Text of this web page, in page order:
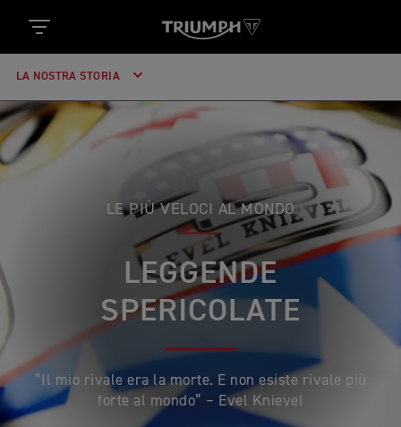
LA NOSTRA STORIA
LE PIÙ VELOCI AL MONDO
LEGGENDE
SPERICOLATE
“Il mio rivale era la morte. E non esiste rivale più
forte al mondo” – Evel Knievel